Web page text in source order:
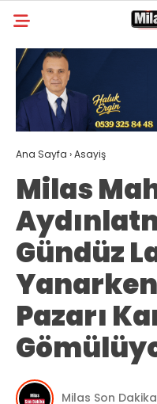
GALERİ
MILAS
MUĞLA’DAN
ASAYIŞ
GÜNDEM
EKONOMI
SPOR
VEFAT
GENEL
İLETIŞIM
Ana Sayfa ›Asayiş
Milas
Gündüz
Pazarı
Milas Son Dakika